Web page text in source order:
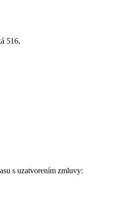
516,
s uzatvorením zmluvy: